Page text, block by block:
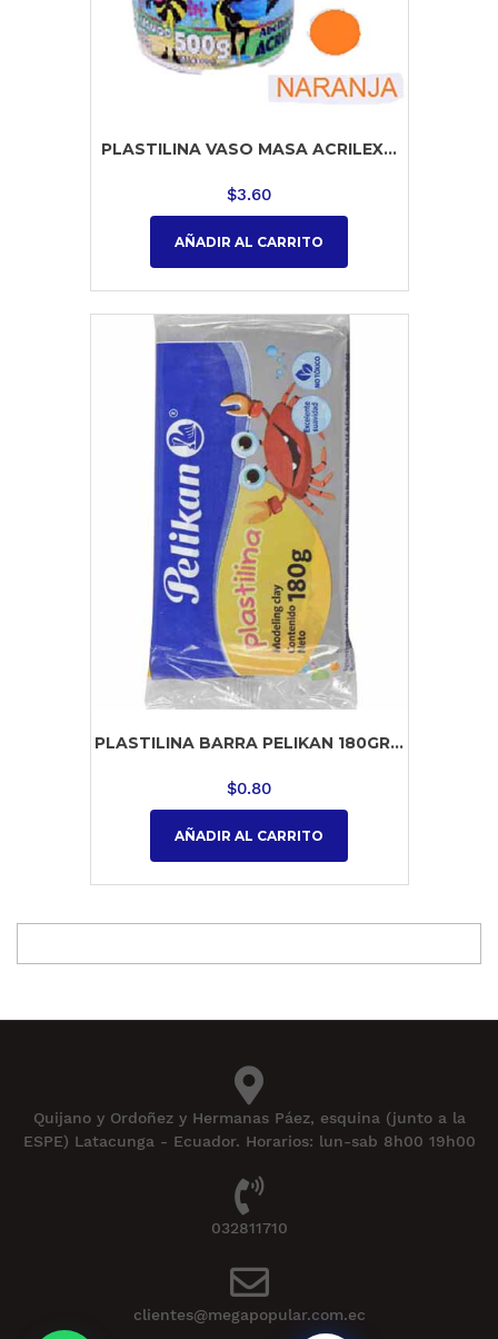
PLASTILINA VASO MASA ACRILEX...
$3.60
AÑADIR AL CARRITO
PLASTILINA BARRA PELIKAN 180GR...
$0.80
AÑADIR AL CARRITO
Quijano y Ordoñez y Hermanas Páez, esquina (junto a la
ESPE) Latacunga - Ecuador. Horarios: lun-sab 8h00 19h00
032811710
clientes@megapopular.com.ec